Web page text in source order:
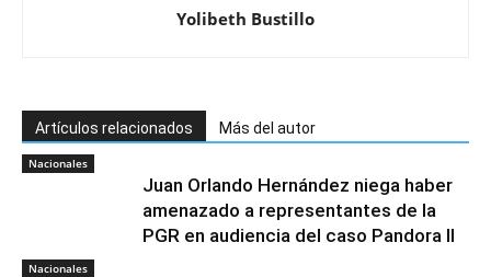
Yolibeth Bustillo
Artículos relacionados Más del autor
Nacionales
Juan Orlando Hernández niega haber
amenazado a representantes de la
PGR en audiencia del caso Pandora II
Nacionales